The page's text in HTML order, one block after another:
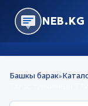
NEB.KG
Башкы барак»